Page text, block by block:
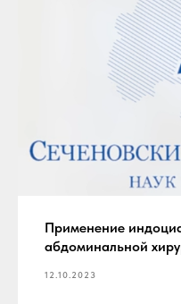
Применение
абдоминальной
12.10.2023